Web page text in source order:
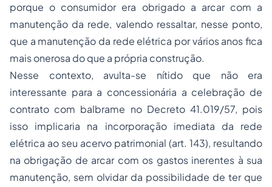
porque o consumidor era obrigado a arcar com a
manutenção da rede, valendo ressaltar, nesse ponto,
que a manutenção da rede elétrica por vários anos fica
mais onerosa do que a própria construção.
Nesse contexto, avulta-se nítido que não era
interessante para a concessionária a celebração de
contrato com balbrame no Decreto 41.019/57, pois
isso implicaria na incorporação imediata da rede
elétrica ao seu acervo patrimonial (art. 143), resultando
na obrigação de arcar com os gastos inerentes à sua
manutenção, sem olvidar da possibilidade de ter que